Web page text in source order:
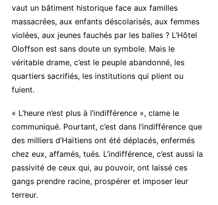
vaut un bâtiment historique face aux familles
massacrées, aux enfants déscolarisés, aux femmes
violées, aux jeunes fauchés par les balles ? L’Hôtel
Oloffson est sans doute un symbole. Mais le
véritable drame, c’est le peuple abandonné, les
quartiers sacrifiés, les institutions qui plient ou
fuient.
« L’heure n’est plus à l’indifférence », clame le
communiqué. Pourtant, c’est dans l’indifférence que
des milliers d’Haïtiens ont été déplacés, enfermés
chez eux, affamés, tués. L’indifférence, c’est aussi la
passivité de ceux qui, au pouvoir, ont laissé ces
gangs prendre racine, prospérer et imposer leur
terreur.